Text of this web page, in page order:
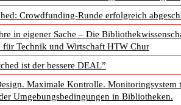
Crowdfunding-Runde erfolgreich
in eigener Sache – Die
für Technik und Wirtschaft HTW Chur
ist der bessere DEAL”
Maximale Kontrolle. Monitoringsystem
Umgebungsbedingungen in Bibliotheken.
über
lässt
für Bibliothekare